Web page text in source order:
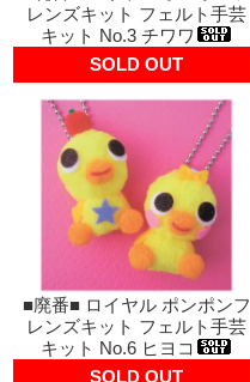
レンズキット フェルト手芸
キット No.3 チワワ
SOLD OUT
■廃番■ ロイヤル ポンポンフ
レンズキット フェルト手芸
キット No.6 ヒヨコ
SOLD OUT